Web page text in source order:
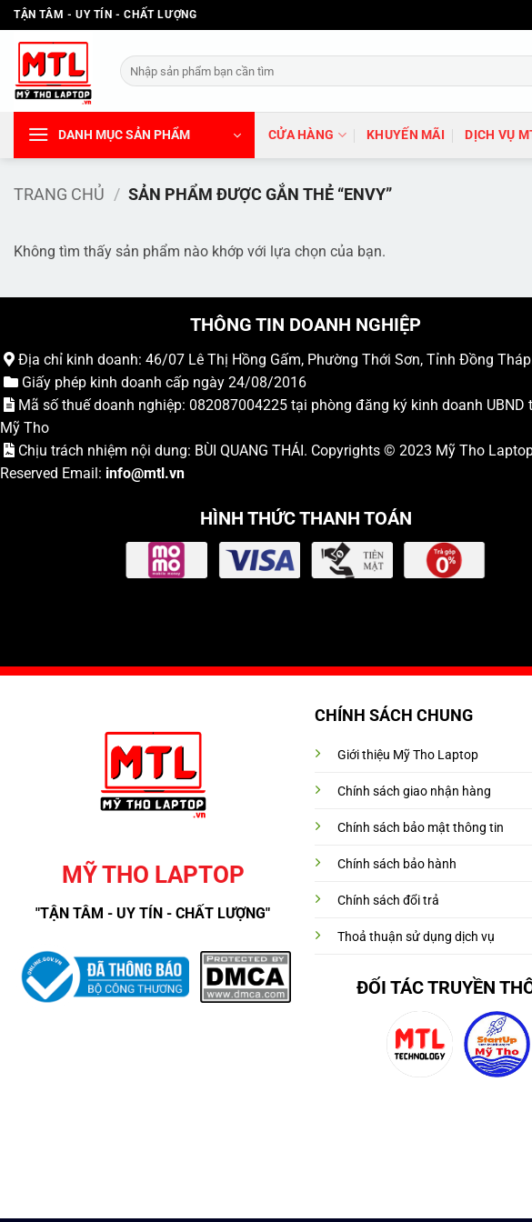
Bỏ
qua
dung
TẬN TÂM - UY TÍN - CHẤT LƯỢNG
Tìm
kiếm:
DANH MỤC SẢN PHẨM CỬA HÀNG KHUYẾN MÃI DỊCH VỤ
TRANG CHỦ / SẢN PHẨM ĐƯỢC GẮN THẺ “ENVY”
Không tìm thấy sản phẩm nào khớp với lựa chọn của bạn.
THÔNG TIN DOANH NGHIỆP
Địa chỉ kinh doanh: 46/07 Lê Thị Hồng Gấm, Phường Thới Sơn, Tỉnh Đồng
Giấy phép kinh doanh cấp ngày 24/08/2016
Mã số thuế doanh nghiệp: 082087004225 tại phòng đăng ký kinh doanh UBND
Mỹ Tho
Chịu trách nhiệm nội dung: BÙI QUANG THÁI. Copyrights © 2023 Mỹ Tho
Reserved Email: info@mtl.vn
HÌNH THỨC THANH TOÁN
MỸ THO LAPTOP
"TẬN TÂM - UY TÍN - CHẤT LƯỢNG"
CHÍNH SÁCH CHUNG
Giới thiệu Mỹ Tho Laptop
Chính sách giao nhận hàng
Chính sách bảo mật thông tin
Chính sách bảo hành
Chính sách đổi trả
Thoả thuận sử dụng dịch vụ
ĐỐI TÁC TRUYỀN